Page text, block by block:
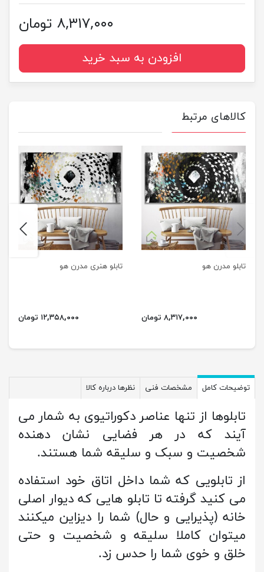
۸,۳۱۷,۰۰۰ تومان
افزودن به سبد خرید
کالاهای مرتبط
تابلو مدرن هو
۸,۳۱۷,۰۰۰ تومان
تابلو هنری مدرن هو
۱۲,۳۵۸,۰۰۰ تومان
previus
توضیحات کامل مشخصات فنی نظرها درباره کالا
تابلوها از تنها عناصر دکوراتیوی به شمار می
آیند که در هر فضایی نشان دهنده
شخصیت و سبک و سلیقه شما هستند.
از تابلویی که شما داخل اتاق خود استفاده
می کنید گرفته تا تابلو هایی که دیوار اصلی
خانه (پذیرایی و حال) شما را دیزاین میکنند
میتوان کاملا سلیقه و شخصیت و حتی
خلق و خوی شما را حدس زد.